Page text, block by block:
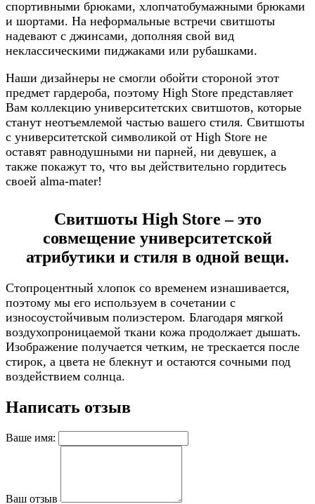
спортивными брюками, хлопчатобумажными брюками
и шортами. На неформальные встречи свитшоты
надевают с джинсами, дополняя свой вид
неклассическими пиджаками или рубашками.
Наши дизайнеры не смогли обойти стороной этот
предмет гардероба, поэтому High Store представляет
Вам коллекцию университетских свитшотов, которые
станут неотъемлемой частью вашего стиля. Свитшоты
с университетской символикой от High Store не
оставят равнодушными ни парней, ни девушек, а
также покажут то, что вы действительно гордитесь
своей alma-mater!
Свитшоты High Store – это
совмещение университетской
атрибутики и стиля в одной вещи.
Стопроцентный хлопок со временем изнашивается,
поэтому мы его используем в сочетании с
износоустойчивым полиэстером. Благодаря мягкой
воздухопроницаемой ткани кожа продолжает дышать.
Изображение получается четким, не трескается после
стирок, а цвета не блекнут и остаются сочными под
воздействием солнца.
Написать отзыв
Ваше имя:
Ваш отзыв